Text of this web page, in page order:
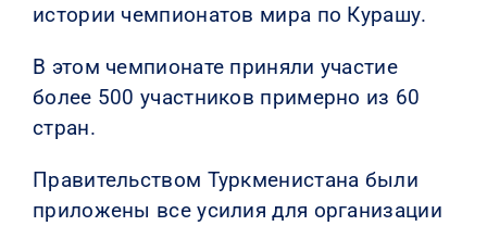
истории чемпионатов мира по Курашу.
В этом чемпионате приняли участие
более 500 участников примерно из 60
стран.
Правительством Туркменистана были
приложены все усилия для организации